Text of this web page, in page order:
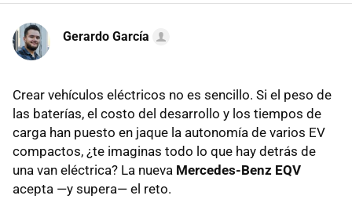
Gerardo García
Crear vehículos eléctricos no es sencillo. Si el peso de
las baterías, el costo del desarrollo y los tiempos de
carga han puesto en jaque la autonomía de varios EV
compactos, ¿te imaginas todo lo que hay detrás de
una van eléctrica? La nueva Mercedes-Benz EQV
acepta —y supera— el reto.